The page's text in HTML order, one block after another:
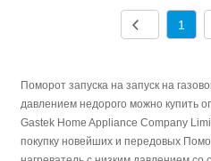
1
Поморот запуска на запуск на
давлением недорого можно купить
Gastek Home Appliance Company
покупку новейших и передовых